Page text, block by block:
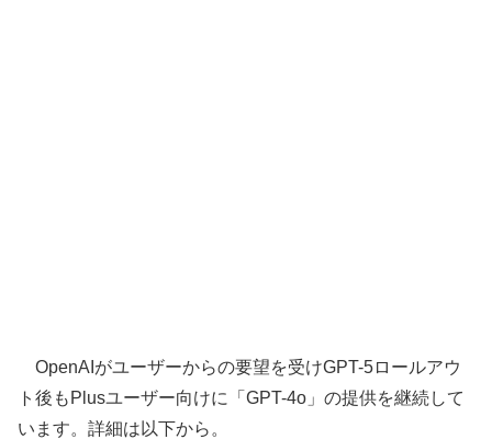
OpenAIがユーザーからの要望を受けGPT-5ロールアウ
ト後もPlusユーザー向けに「GPT-4o」の提供を継続して
います。詳細は以下から。